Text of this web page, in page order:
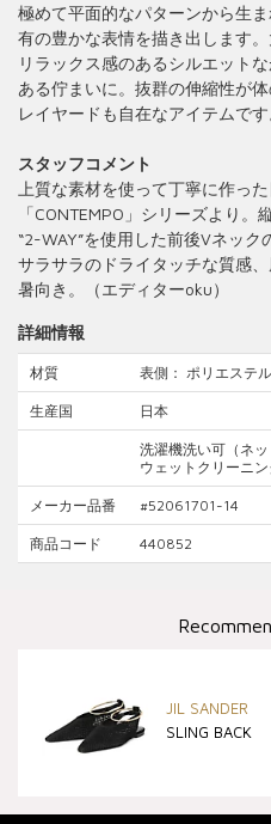
極めて平面的なパターンから生
有の豊かな表情を描き出します
リラックス感のあるシルエット
ある佇まいに。抜群の伸縮性が
レイヤードも自在なアイテムです
スタッフコメント
上質な素材を使って丁寧に作っ
「CONTEMPO」シリーズより
“2-WAY”を使用した前後Vネッ
サラサラのドライタッチな質感
暑向き。（エディターoku）
詳細情報
材質 表側： ポリエステ
生産国 日本
洗濯機洗い可（ネ
ウェットクリーニ
メーカー品番 #52061701-14
商品コード 440852
JIL SANDER
SLING BACK